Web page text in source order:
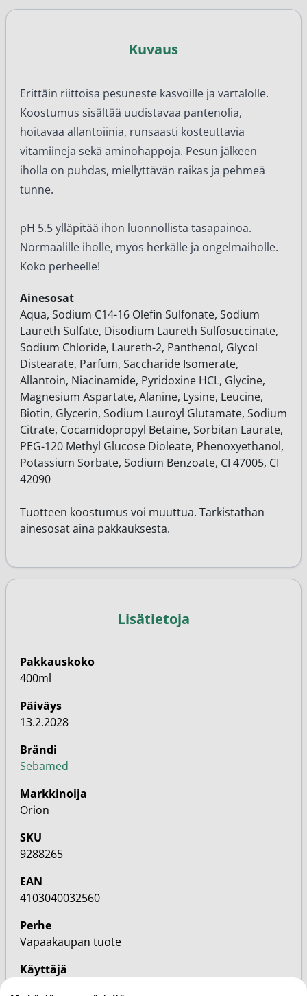
Kuvaus
Erittäin riittoisa pesuneste kasvoille ja vartalolle.
Koostumus sisältää uudistavaa pantenolia,
hoitavaa allantoiinia, runsaasti kosteuttavia
vitamiineja sekä aminohappoja. Pesun jälkeen
iholla on puhdas, miellyttävän raikas ja pehmeä
tunne.
pH 5.5 ylläpitää ihon luonnollista tasapainoa.
Normaalille iholle, myös herkälle ja ongelmaiholle.
Koko perheelle!
Ainesosat
Aqua, Sodium C14-16 Olefin Sulfonate, Sodium
Laureth Sulfate, Disodium Laureth Sulfosuccinate,
Sodium Chloride, Laureth-2, Panthenol, Glycol
Distearate, Parfum, Saccharide Isomerate,
Allantoin, Niacinamide, Pyridoxine HCL, Glycine,
Magnesium Aspartate, Alanine, Lysine, Leucine,
Biotin, Glycerin, Sodium Lauroyl Glutamate, Sodium
Citrate, Cocamidopropyl Betaine, Sorbitan Laurate,
PEG-120 Methyl Glucose Dioleate, Phenoxyethanol,
Potassium Sorbate, Sodium Benzoate, CI 47005, CI
42090
Tuotteen koostumus voi muuttua. Tarkistathan
ainesosat aina pakkauksesta.
Lisätietoja
Pakkauskoko
400ml
Päiväys
13.2.2028
Brändi
Sebamed
Markkinoija
Orion
SKU
9288265
EAN
4103040032560
Perhe
Vapaakaupan tuote
Käyttäjä